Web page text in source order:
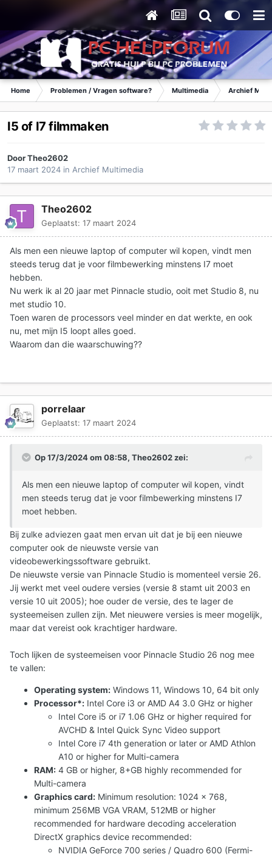
Home Problemen / Vragen software? Multimedia Archief
I5 of I7 filmmaken
DoorTheo2602
17 maart 2024 in Archief Multimedia
Theo2602
Geplaatst: 17 maart 2024
Als men een nieuwe laptop of computer wil kopen, vindt men
steeds terug dat je voor filmbewerking minstens I7 moet
hebben.
Nu werk ik al 20 jaar met Pinnacle studio, ooit met Studio 8, nu
met studio 10.
Toen waren de processors veel minder en dat werkte, en ook
nu, met mijn I5 loopt alles goed.
Waarom dan die waarschuwing??
porrelaar
Geplaatst: 17 maart 2024
Op 17/3/2024 om 08:58, Theo2602zei:
Als men een nieuwe laptop of computer wil kopen, vindt
men steeds terug dat je voor filmbewerking minstens I7
moet hebben.
Bij zulke adviezen gaat men ervan uit dat je bij een nieuwe
computer ook de nieuwste versie van
videobewerkingssoftware gebruikt.
De nieuwste versie van Pinnacle Studio is momenteel versie 26.
Jij werkt met veel oudere versies (versie 8 stamt uit 2003 en
versie 10 uit 2005); hoe ouder de versie, des te lager de
systeemeisen zullen zijn. Met nieuwere versies is meer mogelijk,
maar dat vereist ook krachtiger hardware.
Toch lijken de systeemeisen voor Pinnacle Studio 26 nog mee
te vallen:
Operating system: Windows 11, Windows 10, 64 bit only
Processor*: Intel Core i3 or AMD A4 3.0 GHz or higher
Intel Core i5 or i7 1.06 GHz or higher required for
AVCHD & Intel Quick Sync Video support
Intel Core i7 4th generation or later or AMD Athlon
A10 or higher for Multi-camera
RAM: 4 GB or higher, 8+GB highly recommended for
Multi-camera
Graphics card: Minimum resolution: 1024 x 768,
minimum 256MB VGA VRAM, 512MB or higher
recommended for hardware decoding acceleration
DirectX graphics device recommended:
NVIDIA GeForce 700 series / Quadro 600 (Fermi-